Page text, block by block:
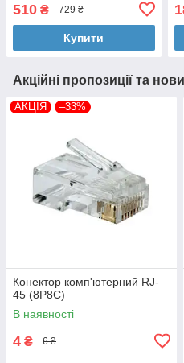
510 ₴ 729 ₴
Купити
Акційні пропозиції та
АКЦІЯ –33%
Конектор комп'ютерний RJ-
45 (8P8C)
В наявності
4 ₴ 6 ₴